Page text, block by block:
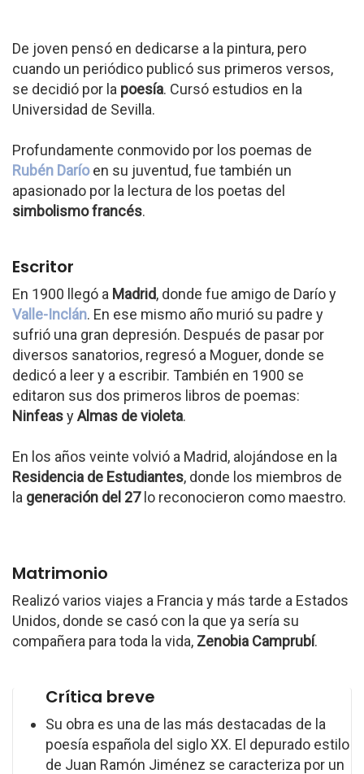
De joven pensó en dedicarse a la pintura, pero
cuando un periódico publicó sus primeros versos,
se decidió por la poesía. Cursó estudios en la
Universidad de Sevilla.
Profundamente conmovido por los poemas de
Rubén Daríoen su juventud, fue también un
apasionado por la lectura de los poetas del
simbolismo francés.
Escritor
En 1900 llegó a Madrid, donde fue amigo de Darío y
Valle-Inclán. En ese mismo año murió su padre y
sufrió una gran depresión. Después de pasar por
diversos sanatorios, regresó a Moguer, donde se
dedicó a leer y a escribir. También en 1900 se
editaron sus dos primeros libros de poemas:
NinfeasyAlmas de violeta.
En los años veinte volvió a Madrid, alojándose en la
Residencia de Estudiantes, donde los miembros de
la generación del 27lo reconocieron como maestro.
Matrimonio
Realizó varios viajes a Francia y más tarde a Estados
Unidos, donde se casó con la que ya sería su
compañera para toda la vida, Zenobia Camprubí.
Crítica breve
Su obra es una de las más destacadas de la
poesía española del siglo XX. El depurado estilo
de Juan Ramón Jiménez se caracteriza por un